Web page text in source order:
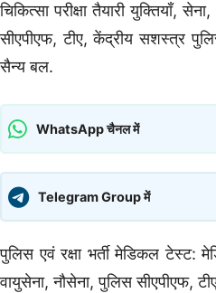
चिकित्सा परीक्षा तैयारी युक्तियाँ,
सीएपीएफ, टीए, केंद्रीय सशस्त्र
सैन्य बल.
WhatsApp चैनल में
Telegram Group में
पुलिस एवं रक्षा भर्ती मेडिकल टेस्ट:
वायुसेना, नौसेना, पुलिस सीएपीएफ,